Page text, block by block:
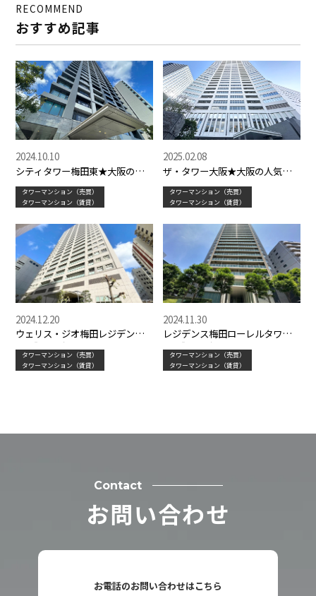
RECOMMEND
おすすめ記事
シティタワー梅田東★大阪の人
気タワーマンション
2024.10.10
タワーマンション（売買）
タワーマンション（賃貸）
ザ・タワー大阪★大阪の人気タ
ワーマンション
2025.02.08
タワーマンション（売買）
タワーマンション（賃貸）
ウェリス・ジオ梅田レジデンス
★大阪の人気タワーマンション
2024.12.20
タワーマンション（売買）
タワーマンション（賃貸）
レジデンス梅田ローレルタワー
★大阪の人気タワーマンション
2024.11.30
タワーマンション（売買）
タワーマンション（賃貸）
Contact
お問い合わせ
お電話のお問い合わせはこちら